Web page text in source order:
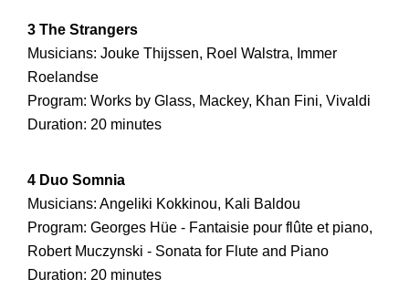
3 The Strangers
Musicians: Jouke Thijssen, Roel Walstra, Immer
Roelandse
Program: Works by Glass, Mackey, Khan Fini, Vivaldi
Duration: 20 minutes
4 Duo Somnia
Musicians: Angeliki Kokkinou, Kali Baldou
Program: Georges Hüe - Fantaisie pour flûte et piano,
Robert Muczynski - Sonata for Flute and Piano
Duration: 20 minutes